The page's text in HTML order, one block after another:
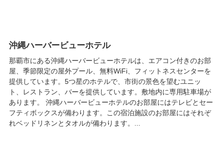
沖縄ハーバービューホテル
那覇市にある沖縄ハーバービューホテルは、エアコン付きのお部
屋、季節限定の屋外プール、無料WiFi、フィットネスセンターを
提供しています。5つ星のホテルで、市街の景色を望むユニッ
ト、レストラン、バーを提供しています。敷地内に専用駐車場が
あります。 沖縄ハーバービューホテルのお部屋にはテレビとセー
フティボックスが備わります。この宿泊施設のお部屋にはそれぞ
れベッドリネンとタオルが備わります。...